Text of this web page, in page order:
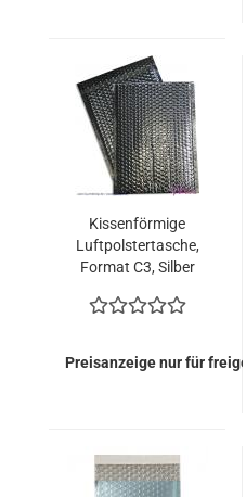
Kissenförmige
Luftpolstertasche,
Format C3, Silber
Stück = 109,50 Euro)
Preisanzeige nur für